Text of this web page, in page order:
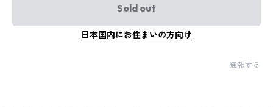
Sold out
日本国内にお住まいの方向け
通報する